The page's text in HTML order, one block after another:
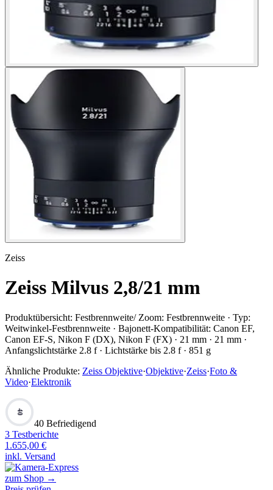
Zeiss
Zeiss Milvus 2,8/21 mm
Produktübersicht: Festbrennweite/ Zoom: Festbrennweite · Typ:
Weitwinkel-Festbrennweite · Bajonett-Kompatibilität: Canon EF,
Canon EF-S, Nikon F (DX), Nikon F (FX) · 21 mm · 21 mm ·
Anfangslichtstärke 2.8 f · Lichtstärke bis 2.8 f · 851 g
Ähnliche Produkte: Zeiss Objektive·Objektive·Zeiss·Foto &
Video·Elektronik
40
40 Befriedigend
3 Testberichte
1.655,00 €
inkl. Versand
zum Shop →